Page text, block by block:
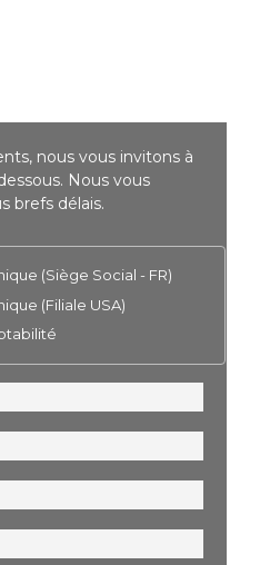
nous vous invitons à
Nous vous
brefs délais.
(Siège Social - FR)
(Filiale USA)